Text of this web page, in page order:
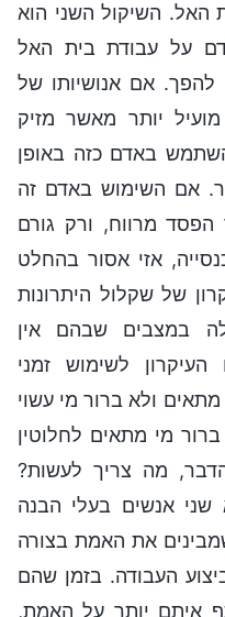
האל. השיקול השני הוא
על עבודת בית האל
להפך. אם אנושיותו של
יותר מאשר מזיק
באדם כזה באופן
אם השימוש באדם זה
הפסד מרווח, ורק גורם
אזי אסור בהחלט
של שקלול היתרונות
במצבים שבהם אין
לשימוש זמני
ולא ברור מי עשוי
מי מתאים לחלוטין
מה צריך לעשות?
שני אנשים בעלי הבנה
את האמת בצורה
העבודה. בזמן שהם
איתם יותר על האמת,